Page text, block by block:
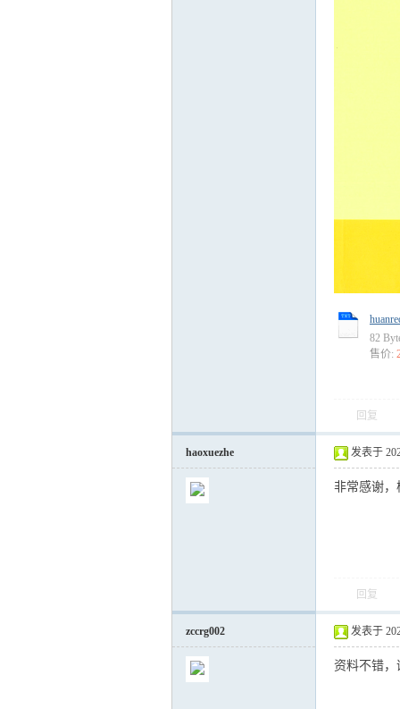
82
售价:
回复
haoxuezhe 发表于
非常感谢，
回复
zccrg002 发表于
资料不错，